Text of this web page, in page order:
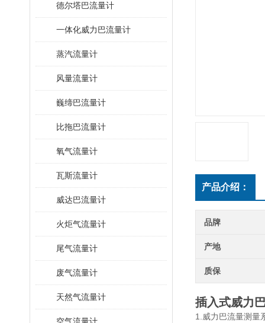
德尔塔巴流量计
一体化威力巴流量计
蒸汽流量计
风量流量计
巍缔巴流量计
比拖巴流量计
氧气流量计
瓦斯流量计
威达巴流量计
火炬气流量计
尾气流量计
废气流量计
天然气流量计
产品介绍：
品牌
产地
质保
插入式威力
1.威力巴流量测量